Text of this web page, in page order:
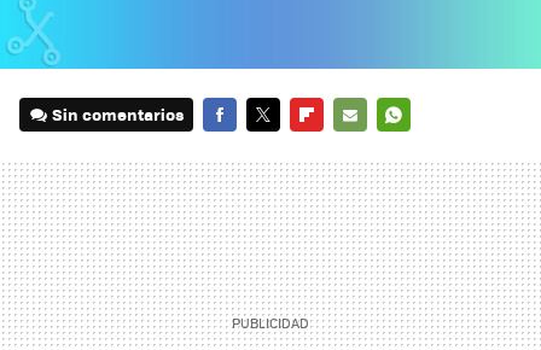
Sin comentarios
MAIL